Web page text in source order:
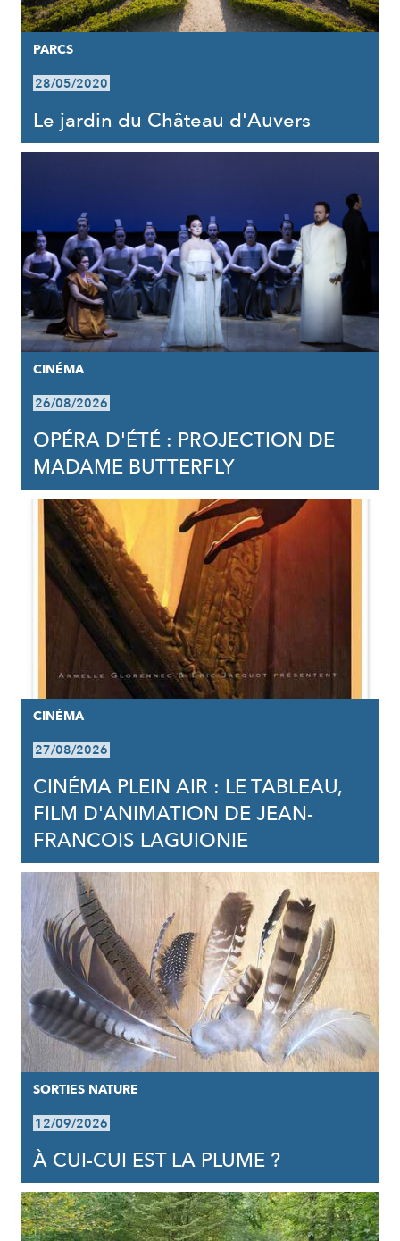
PARCS
28/05/2020
Le jardin du Château d'Auvers
CINÉMA
26/08/2026
OPÉRA D'ÉTÉ : PROJECTION DE
MADAME BUTTERFLY
CINÉMA
27/08/2026
CINÉMA PLEIN AIR : LE TABLEAU,
FILM D'ANIMATION DE JEAN-
FRANCOIS LAGUIONIE
SORTIES NATURE
12/09/2026
À CUI-CUI EST LA PLUME ?